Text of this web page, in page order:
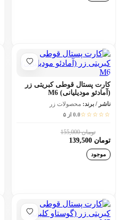
کارت پستال قوطی کبریتی زر
(آمادئو مودیلیانی) M6
ناشر / برند: محصولات زر
☆☆☆☆☆0.0 از ۵
تومان 155,000
تومان 139,500
موجود